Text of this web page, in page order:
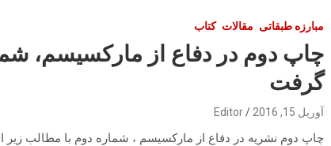
مبارزه طبقاتی مقالات کتاب
گرفت
آوریل 15, 2016 Editor
چاپ دوم نشریه در دفاع از مارکسیسم ، شماره دوم با مطالب زیر